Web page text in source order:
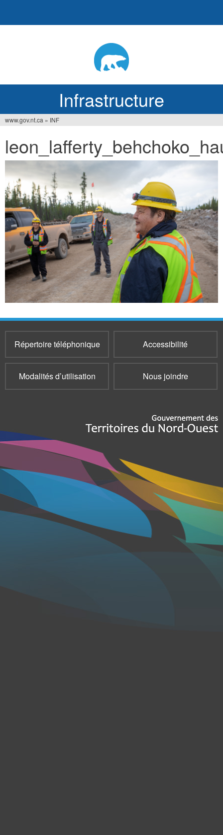
Infrastructure
êtes
ici
www.gov.nt.ca » INF
Répertoire téléphonique Accessibilité
Modalités d’utilisation Nous joindre